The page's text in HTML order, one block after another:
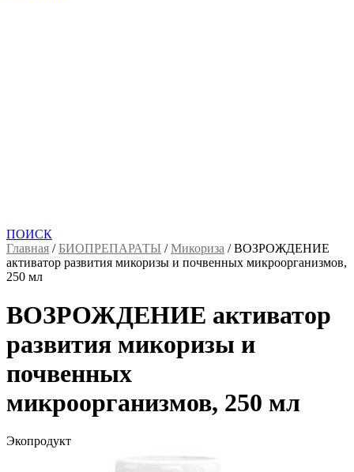
ПОИСК
Главная /БИОПРЕПАРАТЫ /Микориза /ВОЗРОЖДЕНИЕ
активатор развития микоризы и почвенных микроорганизмов,
250 мл
ВОЗРОЖДЕНИЕ активатор
развития микоризы и
почвенных
микроорганизмов, 250 мл
Экопродукт